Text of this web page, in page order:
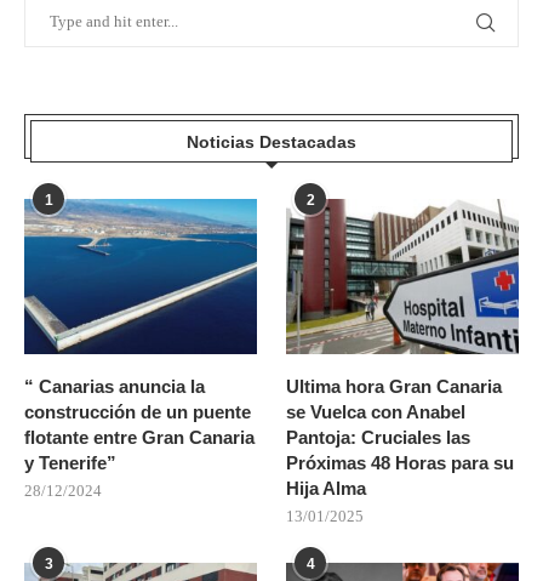
Noticias Destacadas
1
“ Canarias anuncia la
construcción de un puente
flotante entre Gran Canaria
y Tenerife”
28/12/2024
2
Ultima hora Gran Canaria
se Vuelca con Anabel
Pantoja: Cruciales las
Próximas 48 Horas para su
Hija Alma
13/01/2025
3 4